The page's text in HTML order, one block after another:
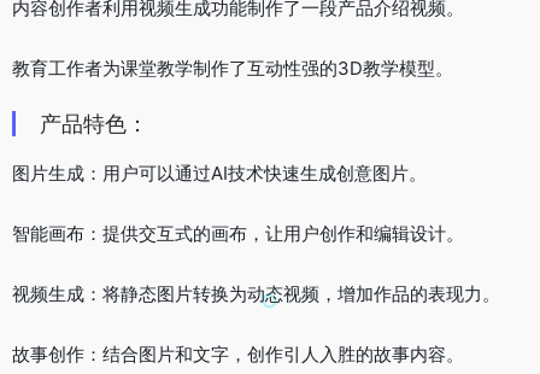
内容创作者利用视频生成功能制作了一段产品介绍视频。
教育工作者为课堂教学制作了互动性强的3D教学模型。
产品特色：
图片生成：用户可以通过AI技术快速生成创意图片。
智能画布：提供交互式的画布，让用户创作和编辑设计。
视频生成：将静态图片转换为动态视频，增加作品的表现力。
故事创作：结合图片和文字，创作引人入胜的故事内容。